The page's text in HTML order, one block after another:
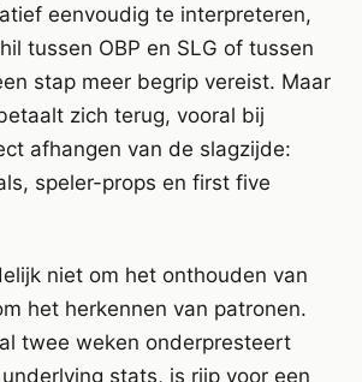
eenvoudig te interpreteren,
tussen OBP en SLG of tussen
stap meer begrip vereist. Maar
zich terug, vooral bij
afhangen van de slagzijde:
speler-props en first five
niet om het onthouden van
het herkennen van patronen.
twee weken onderpresteert
stats, is rijp voor een